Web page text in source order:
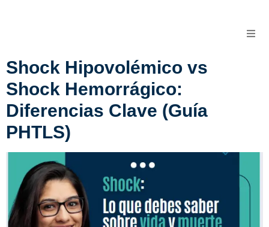
Shock Hipovolémico vs
Shock Hemorrágico:
Diferencias Clave (Guía
PHTLS)